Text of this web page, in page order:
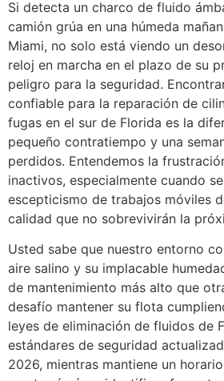
Si detecta un charco de fluido
camión grúa en una húmeda
Miami, no solo está viendo un
reloj en marcha en el plazo de su
peligro para la seguridad.
confiable para la reparación de
fugas en el sur de Florida es la
pequeño contratiempo y una
perdidos. Entendemos la
inactivos, especialmente cuando
escepticismo de trabajos móviles
calidad que no sobrevivirán la
Usted sabe que nuestro entorno
aire salino y su implacable
de mantenimiento más alto que
desafío mantener su flota
leyes de eliminación de fluidos de
estándares de seguridad
2026, mientras mantiene un